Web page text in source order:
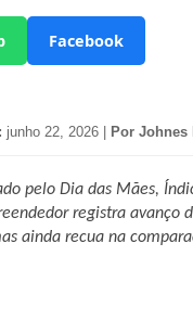
Facebook
junho 22, 2026 | Por Johnes
pelo Dia das Mães,
registra avanço
ainda recua na